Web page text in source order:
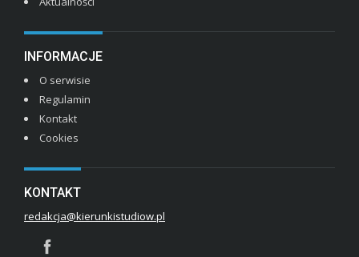
INFORMACJE
O serwisie
Regulamin
Kontakt
Cookies
KONTAKT
redakcja@kierunkistudiow.pl